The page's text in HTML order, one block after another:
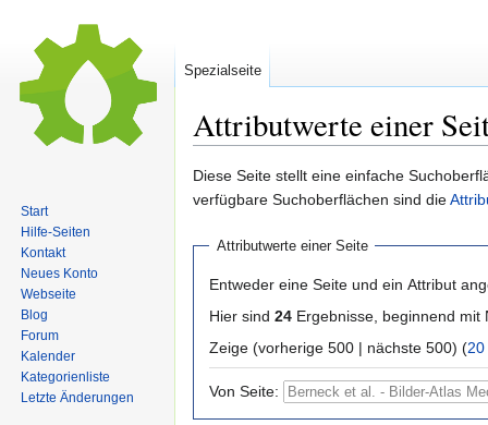
Attributwerte einer
Zur
Navigation
Zur
Suche
Diese Seite stellt eine einfache
verfügbare Suchoberflächen sind die
Attributwerte einer Seite
Entweder eine Seite und ein Attribut
Hier sind 24 Ergebnisse, beginnend
Zeige (vorherige 500 | nächste 500) (20
Von Seite:
Spezialseite
Start
Hilfe-Seiten
Kontakt
Neues Konto
Webseite
Blog
Forum
Kalender
Kategorienliste
Letzte Änderungen